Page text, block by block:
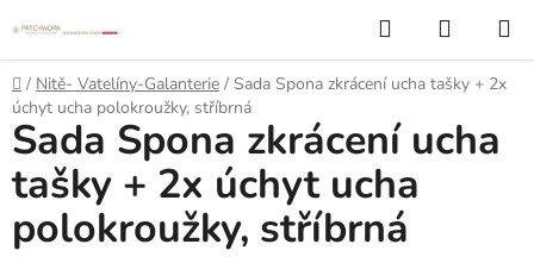
na
obsah
Hledat
KOŠÍK
Domů
/ Nitě- Vatelíny-Galanterie / Sada Spona zkrácení ucha tašky + 2x
úchyt ucha polokroužky, stříbrná
Sada Spona zkrácení ucha
tašky + 2x úchyt ucha
polokroužky, stříbrná